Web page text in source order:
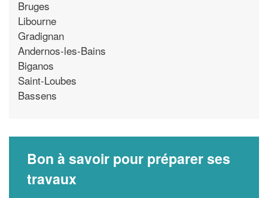
Bruges
Libourne
Gradignan
Andernos-les-Bains
Biganos
Saint-Loubes
Bassens
Bon à savoir pour préparer ses
travaux